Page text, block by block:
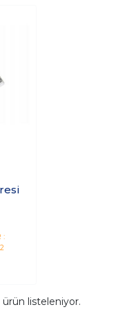
:
ürün listeleniyor.